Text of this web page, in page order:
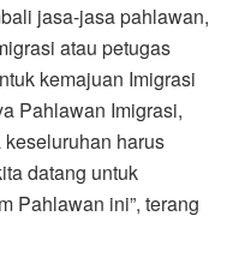
jasa-jasa pahlawan,
atau petugas
kemajuan Imigrasi
Pahlawan Imigrasi,
harus
datang untuk
Pahlawan ini”, terang